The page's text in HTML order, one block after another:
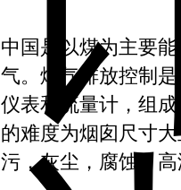
中国是以煤为主要
气。烟气排放控制
仪表和流量计，组
的难度为烟囱尺寸
污，灰尘，腐蚀，